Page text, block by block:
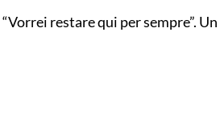
restare qui per sempre”.